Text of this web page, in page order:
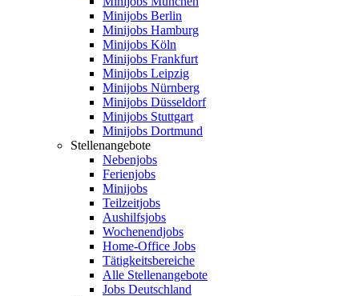
Minijobs Berlin
Minijobs Hamburg
Minijobs Köln
Minijobs Frankfurt
Minijobs Leipzig
Minijobs Nürnberg
Minijobs Düsseldorf
Minijobs Stuttgart
Minijobs Dortmund
Stellenangebote
Nebenjobs
Ferienjobs
Minijobs
Teilzeitjobs
Aushilfsjobs
Wochenendjobs
Home-Office Jobs
Tätigkeitsbereiche
Alle Stellenangebote
Jobs Deutschland